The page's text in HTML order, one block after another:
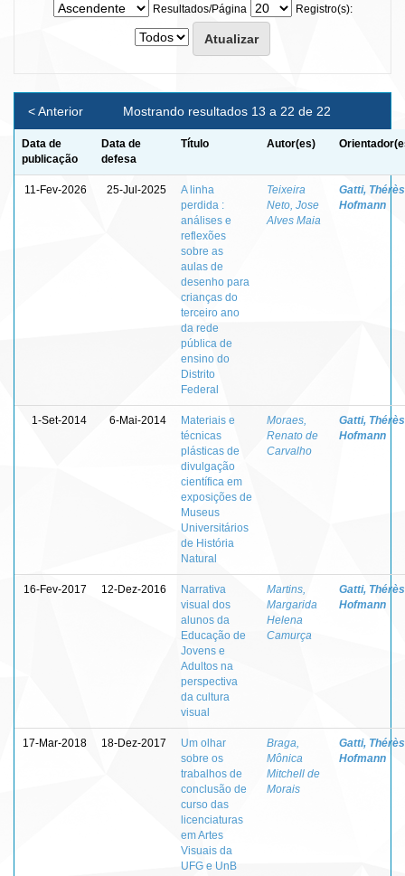
Resultados/Página
Registro(s):
Mostrando resultados 13 a 22 de 22
< Anterior
Data de
publicação
Data de
defesa
Título Autor(es)
11-Fev-2026 25-Jul-2025
A linha
perdida :
análises e
reflexões
sobre as
aulas de
desenho para
crianças do
terceiro ano
da rede
pública de
ensino do
Distrito
Federal
Teixeira
Neto, Jose
Alves Maia
Gatti,
Hofmann
1-Set-2014 6-Mai-2014
Materiais e
técnicas
plásticas de
divulgação
científica em
exposições de
Museus
Universitários
de História
Natural
Moraes,
Renato de
Carvalho
Gatti,
Hofmann
16-Fev-2017 12-Dez-2016
Narrativa
visual dos
alunos da
Educação de
Jovens e
Adultos na
perspectiva
da cultura
visual
Martins,
Margarida
Helena
Camurça
Gatti,
Hofmann
17-Mar-2018 18-Dez-2017
Um olhar
sobre os
trabalhos de
conclusão de
curso das
licenciaturas
em Artes
Visuais da
UFG e UnB
Braga,
Mônica
Mitchell de
Morais
Gatti,
Hofmann